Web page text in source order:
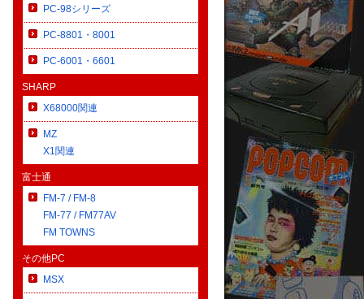
PC-98シリーズ
PC-8801・8001
PC-6001・6601
SHARP
X68000関連
MZ
X1関連
富士通
FM-7 / FM-8
FM-77 / FM77AV
FM TOWNS
その他PC
MSX